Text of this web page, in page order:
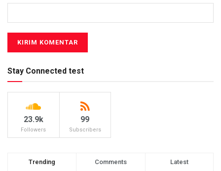
Stay Connected test
23.9k
Followers
99
Subscribers
Trending Comments Latest